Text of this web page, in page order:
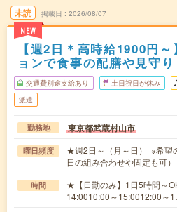
未読
NEW
掲載日 2026/08/07
【週2日＊高時給1900円
ョンで食事の配膳や見守
交通費別途支給あり 土日祝日が休み
派遣
勤務地 東京都武蔵村山市
曜日頻度
★週2日～（月～日） ※希望
日の組み合わせや固定も可）
時間
★【日勤のみ】1日5時間～
14:0010:00～15:0012:00～